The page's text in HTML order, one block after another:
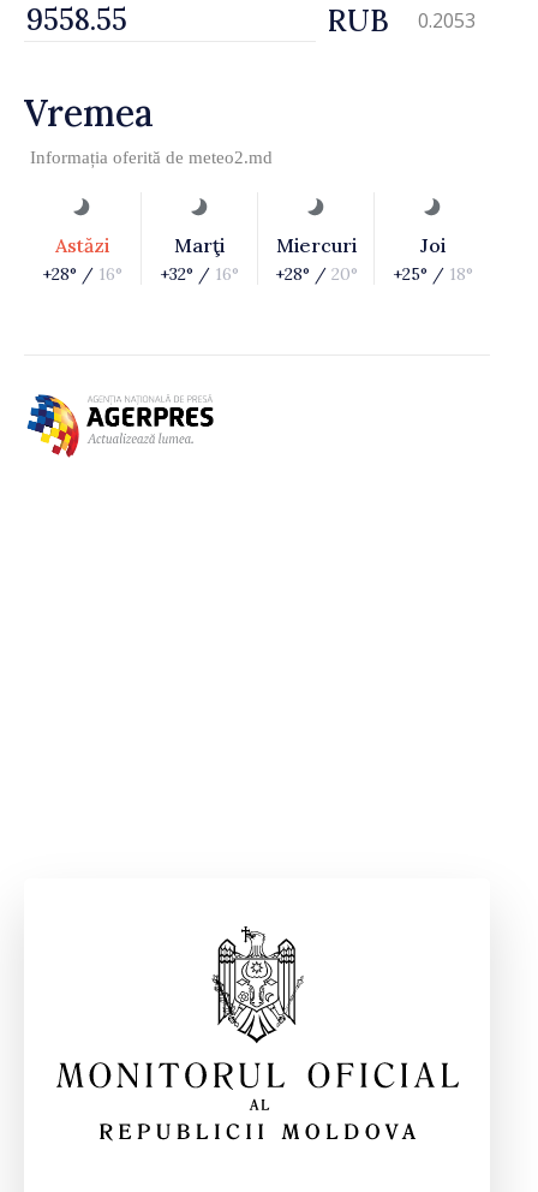
RUB 0.2053
Vremea
Informația oferită de meteo2.md
Astăzi
+28° / 16°
Marţi
+32° / 16°
Miercuri
+28° / 20°
Joi
+25° / 18°